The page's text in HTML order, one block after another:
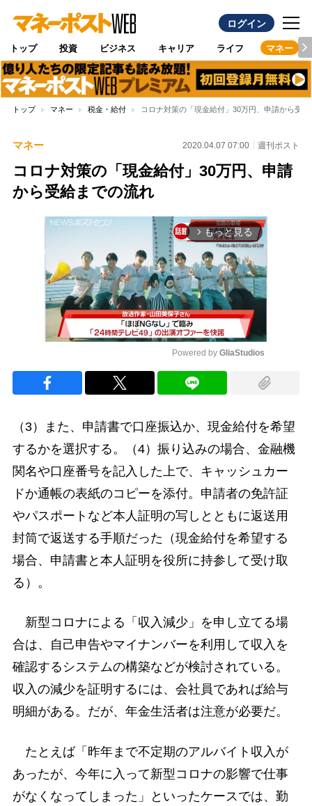
ログイン
トップ 投資 ビジネス キャリア ライフ マネー
トップ マネー 税金・給付 コロナ対策の「現金給付」30万円、申請から受
マネー 2020.04.07 07:00 週刊ポスト
コロナ対策の「現金給付」30万円、申請
から受給までの流れ
arrow_forward_ios もっと見る
Powered by GliaStudios
（3）また、申請書で口座振込か、現金給付を希望
するかを選択する。（4）振り込みの場合、金融機
関名や口座番号を記入した上で、キャッシュカー
ドか通帳の表紙のコピーを添付。申請者の免許証
やパスポートなど本人証明の写しとともに返送用
封筒で返送する手順だった（現金給付を希望する
場合、申請書と本人証明を役所に持参して受け取
る）。
新型コロナによる「収入減少」を申し立てる場
合は、自己申告やマイナンバーを利用して収入を
確認するシステムの構築などが検討されている。
収入の減少を証明するには、会社員であれば給与
明細がある。だが、年金生活者は注意が必要だ。
たとえば「昨年まで不定期のアルバイト収入が
あったが、今年に入って新型コロナの影響で仕事
がなくなってしまった」といったケースでは、勤